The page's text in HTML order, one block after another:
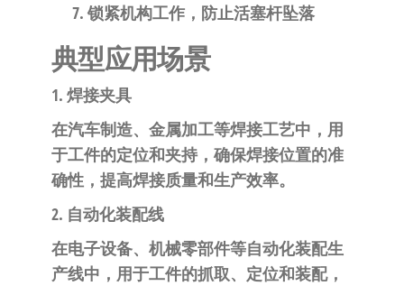
锁紧机构工作，防止活塞杆坠落
典型应用场景
1. 焊接夹具
在汽车制造、金属加工等焊接工艺中，用
于工件的定位和夹持，确保焊接位置的准
确性，提高焊接质量和生产效率。
2. 自动化装配线
在电子设备、机械零部件等自动化装配生
产线中，用于工件的抓取、定位和装配，